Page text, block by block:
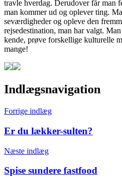
travle hverdag. Derudover får man
man kommer ud og oplever ting.
seværdigheder og opleve den
rejsedestination, man har valgt.
kende, prøve forskellige kulturelle
mange!
Indlægsnavigation
Forrige indlæg
Er du lækker-sulten?
Næste indlæg
Spise sundere fastfood